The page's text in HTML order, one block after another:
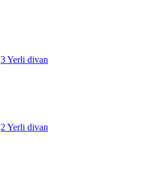
3 Yerli divan
2 Yerli divan